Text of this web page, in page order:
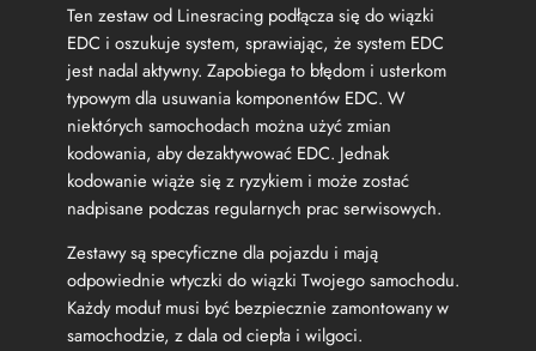
B
M
W
F
2
2
F
2
3
3
0
F
3
Ten zestaw od Linesracing podłącza się do wiązki
EDC i oszukuje system, sprawiając, że system EDC
jest nadal aktywny. Zapobiega to błędom i usterkom
typowym dla usuwania komponentów EDC. W
niektórych samochodach można użyć zmian
kodowania, aby dezaktywować EDC. Jednak
kodowanie wiąże się z ryzykiem i może zostać
nadpisane podczas regularnych prac serwisowych.
Zestawy są specyficzne dla pojazdu i mają
odpowiednie wtyczki do wiązki Twojego samochodu.
Każdy moduł musi być bezpiecznie zamontowany w
samochodzie, z dala od ciepła i wilgoci.